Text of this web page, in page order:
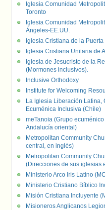
Iglesia Comunidad
Toronto
Iglesia Comunidad
Ángeles-EE.UU.
Iglesia Cristiana de la Puerta
Iglesia Cristiana Unitaria de
Iglesia de Jesucristo de la
(Mormones inclusivos).
Inclusive Orthodoxy
Institute for Welcoming
La Iglesia Liberación Latina,
Ecuménica Inclusiva (Chile)
meTanoia (Grupo
Andalucía oriental)
Metropolitan Community
central, en inglés)
Metropolitan Community
(Direcciones de sus iglesias
Ministerio Arco Iris Latino
Ministerio Cristiano Bíblico
Misión Cristiana Incluyente
Misioneros Anglicanos